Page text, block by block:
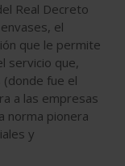
Real Decreto
el
que le permite
servicio que,
fue el
a las empresas
norma pionera
y